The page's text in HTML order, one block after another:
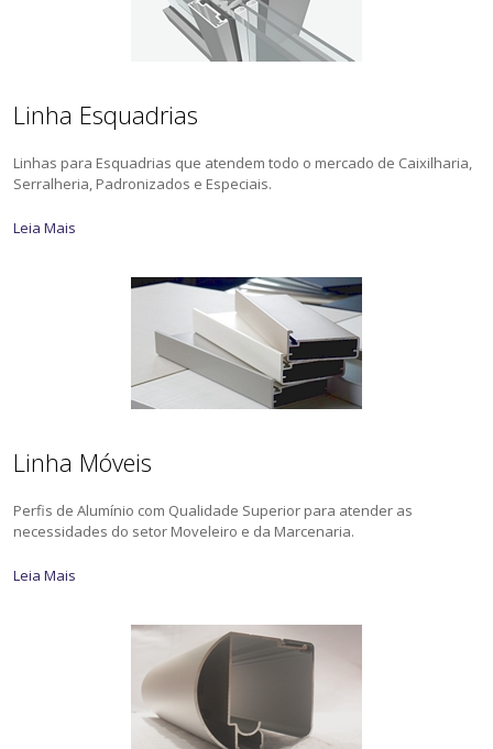
Linha Esquadrias
Linhas para Esquadrias que atendem todo o mercado de Caixilharia,
Serralheria, Padronizados e Especiais.
Leia Mais
Linha Móveis
Perfis de Alumínio com Qualidade Superior para atender as
necessidades do setor Moveleiro e da Marcenaria.
Leia Mais